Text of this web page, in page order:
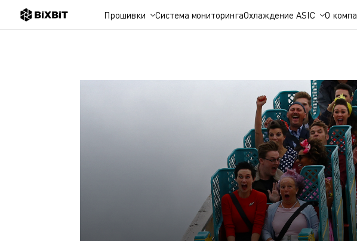
Прошивки Система мониторингаОхлаждение ASIC О